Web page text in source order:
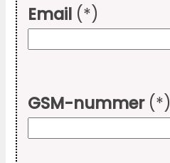
Email (*)
GSM-nummer(*)